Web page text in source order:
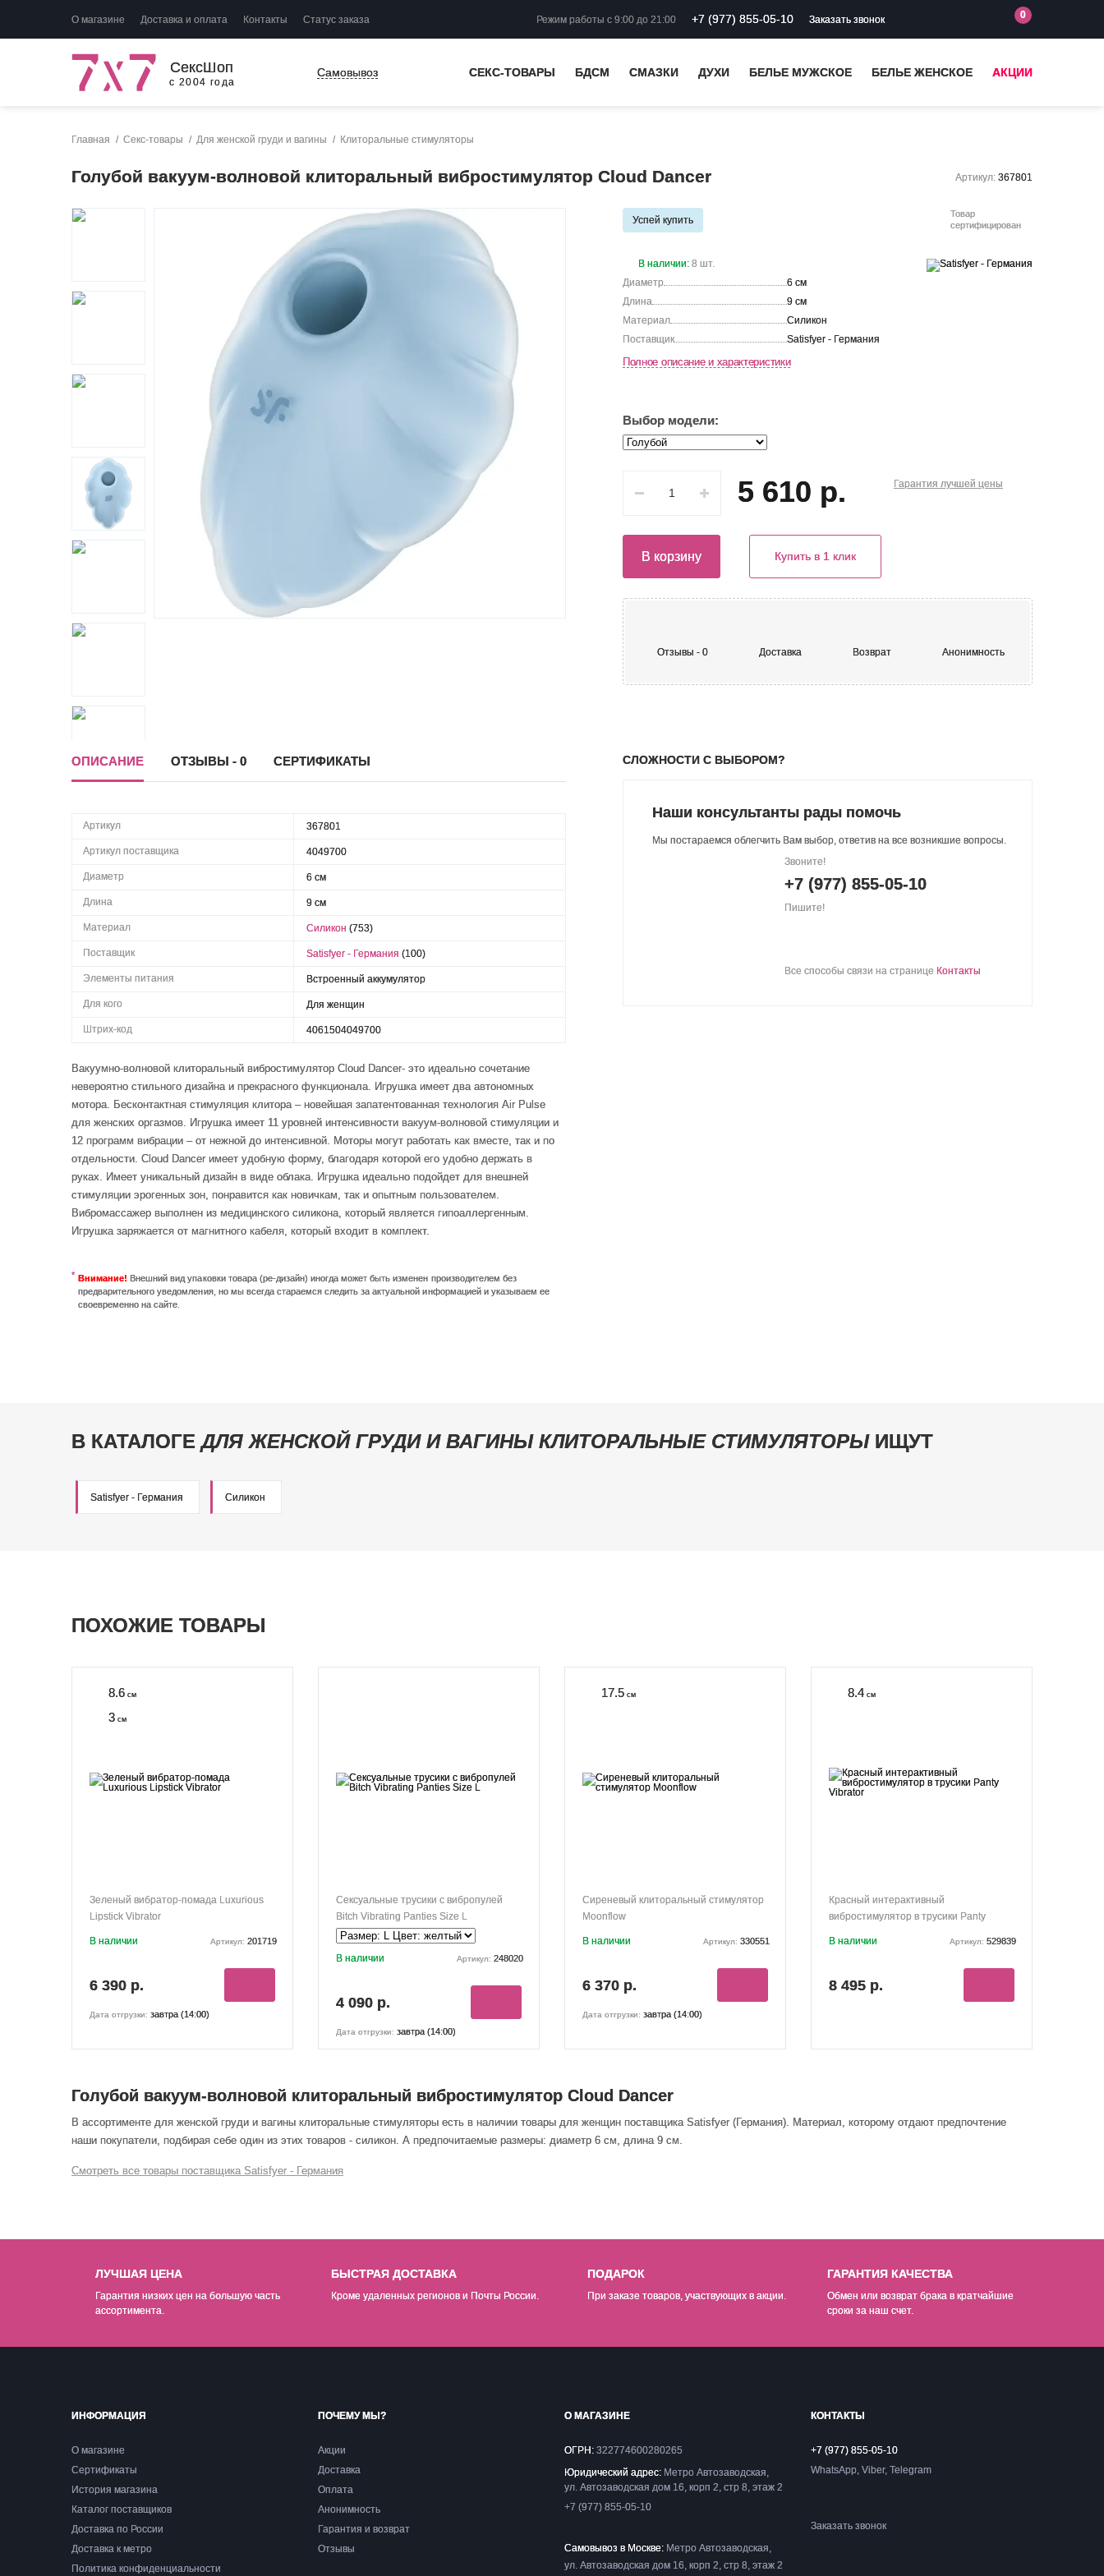
О магазине Доставка и оплата Контакты Статус заказа Режим работы с 9:00 до 21:00 +7 (977) 855-05-10 Заказать звонок 0
СексШоп
с 2004 года
Самовывоз СЕКС-ТОВАРЫ БДСМ СМАЗКИ ДУХИ БЕЛЬЕ МУЖСКОЕ БЕЛЬЕ ЖЕНСКОЕ АКЦИИ
Главная Секс-товары Для женской груди и вагины Клиторальные стимуляторы
Голубой вакуум-волновой клиторальный вибростимулятор Cloud Dancer Артикул: 367801
Успей купить
В наличии:8 шт.
Товар
сертифицирован
Диаметр
6 см
Длина
9 см
Материал
Силикон
Поставщик
Satisfyer - Германия
Полное описание и характеристики
Выбор модели:
Гарантия лучшей цены
5 610 р.
В корзину Купить в 1 клик
Отзывы - 0 Доставка Возврат Анонимность
ОПИСАНИЕ ОТЗЫВЫ - 0 СЕРТИФИКАТЫ
Артикул 367801
Артикул поставщика 4049700
Диаметр 6 см
Длина 9 см
Материал Силикон (753)
Поставщик Satisfyer - Германия (100)
Элементы питания Встроенный аккумулятор
Для кого Для женщин
Штрих-код 4061504049700
Вакуумно-волновой клиторальный вибростимулятор Cloud Dancer- это идеально сочетание
невероятно стильного дизайна и прекрасного функционала. Игрушка имеет два автономных
мотора. Бесконтактная стимуляция клитора – новейшая запатентованная технология Air Pulse
для женских оргазмов. Игрушка имеет 11 уровней интенсивности вакуум-волновой стимуляции и
12 программ вибрации – от нежной до интенсивной. Моторы могут работать как вместе, так и по
отдельности. Cloud Dancer имеет удобную форму, благодаря которой его удобно держать в
руках. Имеет уникальный дизайн в виде облака. Игрушка идеально подойдет для внешней
стимуляции эрогенных зон, понравится как новичкам, так и опытным пользователем.
Вибромассажер выполнен из медицинского силикона, который является гипоаллергенным.
Игрушка заряжается от магнитного кабеля, который входит в комплект.
Внимание! Внешний вид упаковки товара (ре-дизайн) иногда может быть изменен производителем без
предварительного уведомления, но мы всегда стараемся следить за актуальной информацией и указываем ее
своевременно на сайте.
СЛОЖНОСТИ С ВЫБОРОМ?
Наши консультанты рады помочь
Мы постараемся облегчить Вам выбор, ответив на все возникшие вопросы.
Звоните!
+7 (977) 855-05-10
Пишите!
Все способы связи на странице Контакты
В КАТАЛОГЕДЛЯ ЖЕНСКОЙ ГРУДИ И ВАГИНЫ КЛИТОРАЛЬНЫЕ СТИМУЛЯТОРЫИЩУТ
Satisfyer - Германия Силикон
ПОХОЖИЕ ТОВАРЫ
8.6 см
3 см
Зеленый вибратор-помада Luxurious
Lipstick Vibrator
В наличии Артикул: 201719
6 390 р.
Дата отгрузки: завтра (14:00)
Сексуальные трусики с вибропулей
Bitch Vibrating Panties Size L
В наличии Артикул: 248020
4 090 р.
Дата отгрузки: завтра (14:00)
17.5 см
Сиреневый клиторальный стимулятор
Moonflow
В наличии Артикул: 330551
6 370 р.
Дата отгрузки: завтра (14:00)
8.4 см
Красный интерактивный
вибростимулятор в трусики Panty
В наличии Артикул: 529839
8 495 р.
Голубой вакуум-волновой клиторальный вибростимулятор Cloud Dancer
В ассортименте для женской груди и вагины клиторальные стимуляторы есть в наличии товары для женщин поставщика Satisfyer (Германия). Материал, которому отдают предпочтение
наши покупатели, подбирая себе один из этих товаров - силикон. А предпочитаемые размеры: диаметр 6 см, длина 9 см.
Смотреть все товары поставщика Satisfyer - Германия
ЛУЧШАЯ ЦЕНА
Гарантия низких цен на большую часть
ассортимента.
БЫСТРАЯ ДОСТАВКА
Кроме удаленных регионов и Почты России.
ПОДАРОК
При заказе товаров, участвующих в акции.
ГАРАНТИЯ КАЧЕСТВА
Обмен или возврат брака в кратчайшие
сроки за наш счет.
ИНФОРМАЦИЯ
О магазине
Сертификаты
История магазина
Каталог поставщиков
Доставка по России
Доставка к метро
Политика конфиденциальности
ПОЧЕМУ МЫ?
Акции
Доставка
Оплата
Анонимность
Гарантия и возврат
Отзывы
О МАГАЗИНЕ
ОГРН: 322774600280265
Юридический адрес: Метро Автозаводская,
ул. Автозаводская дом 16, корп 2, стр 8, этаж 2
+7 (977) 855-05-10
Самовывоз в Москве: Метро Автозаводская,
ул. Автозаводская дом 16, корп 2, стр 8, этаж 2
КОНТАКТЫ
+7 (977) 855-05-10
WhatsApp, Viber, Telegram
Заказать звонок